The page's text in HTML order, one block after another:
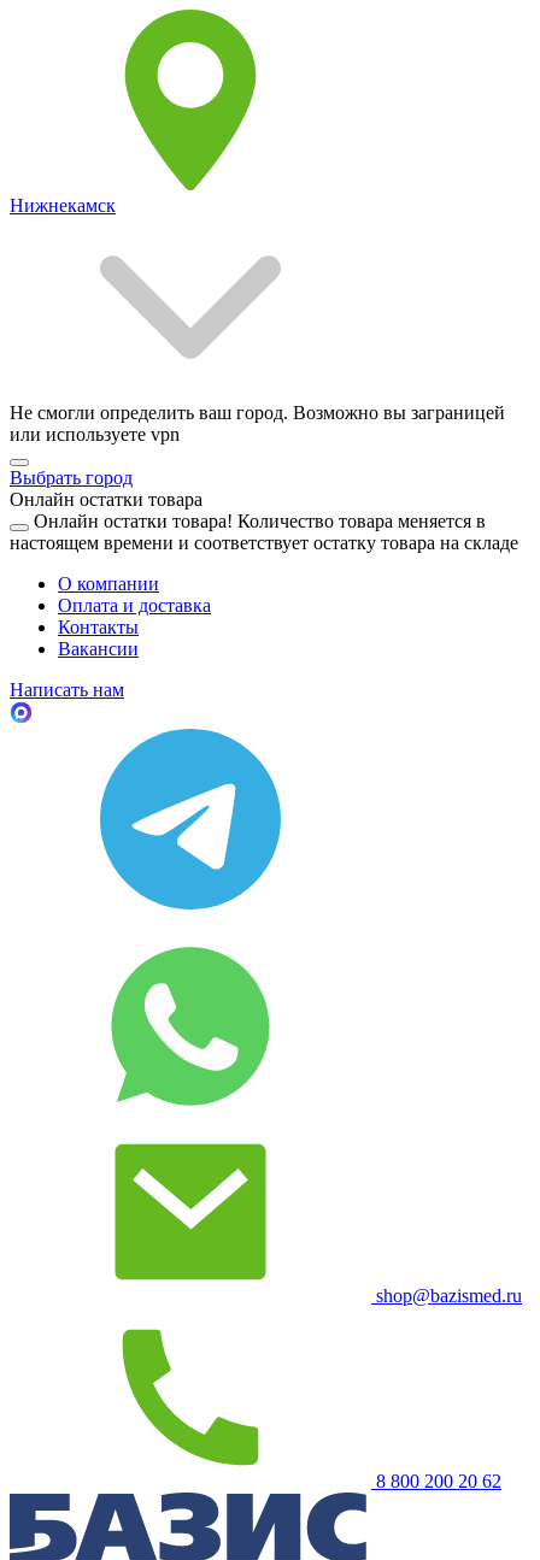
Нижнекамск
Не смогли определить ваш город. Возможно вы заграницей
или используете vpn
Выбрать город
Онлайн остатки товара
Онлайн остатки товара! Количество товара меняется в
настоящем времени и соответствует остатку товара на складе
О компании
Оплата и доставка
Контакты
Вакансии
Написать нам
shop@bazismed.ru
8 800 200 20 62